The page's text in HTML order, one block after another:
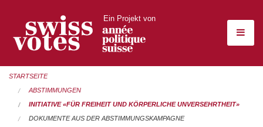
Ein Projekt von
STARTSEITE
ABSTIMMUNGEN
INITIATIVE «FÜR FREIHEIT UND KÖRPERLICHE UNVERSEHRTHEIT»
DOKUMENTE AUS DER ABSTIMMUNGSKAMPAGNE